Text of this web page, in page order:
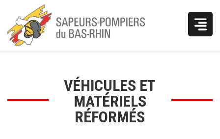
ici
VÉHICULES ET
MATÉRIELS
RÉFORMÉS